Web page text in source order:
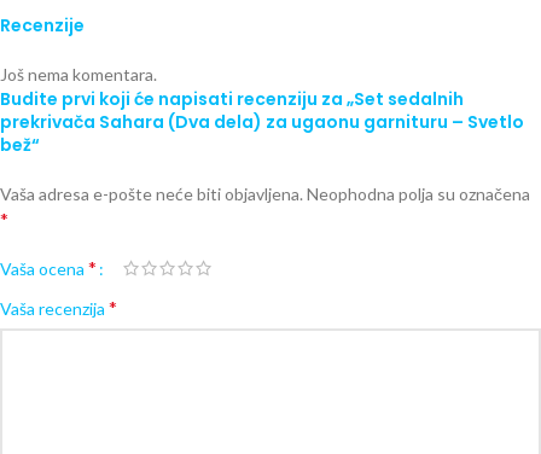
Recenzije
Još nema komentara.
Budite prvi koji će napisati recenziju za „Set sedalnih
prekrivača Sahara (Dva dela) za ugaonu garnituru – Svetlo
bež“
Vaša adresa e-pošte neće biti objavljena. Neophodna polja su označena
*
Vaša ocena *
Vaša recenzija *